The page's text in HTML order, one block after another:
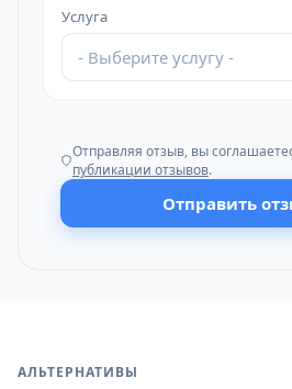
Услуга
- Выберите услугу -
Отправляя отзыв, вы
публикации отзывов.
Отправить
АЛЬТЕРНАТИВЫ